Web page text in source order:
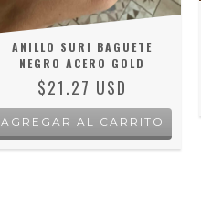
ANILLO SURI BAGUETE
NEGRO ACERO GOLD
$21.27 USD
AGREGAR AL CARRITO